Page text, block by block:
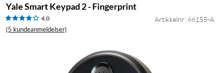
Yale Smart Keypad 2 - Fingerprint
4.0
(5 kundeanmeldelser)
Artikkelnr: 66155-A